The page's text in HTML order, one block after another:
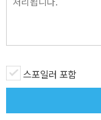
한 정서 속에서 펼치는
시 틀에 갇히지 않는 새
플로우의 붕괴와 상대적
는 제국의 정치 상황과
데니아의 이야기 역시
스포일러 포함